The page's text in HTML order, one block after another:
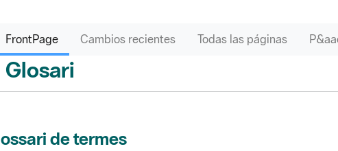
FrontPage Cambios recientes Todas las páginas
Glosari
de termes